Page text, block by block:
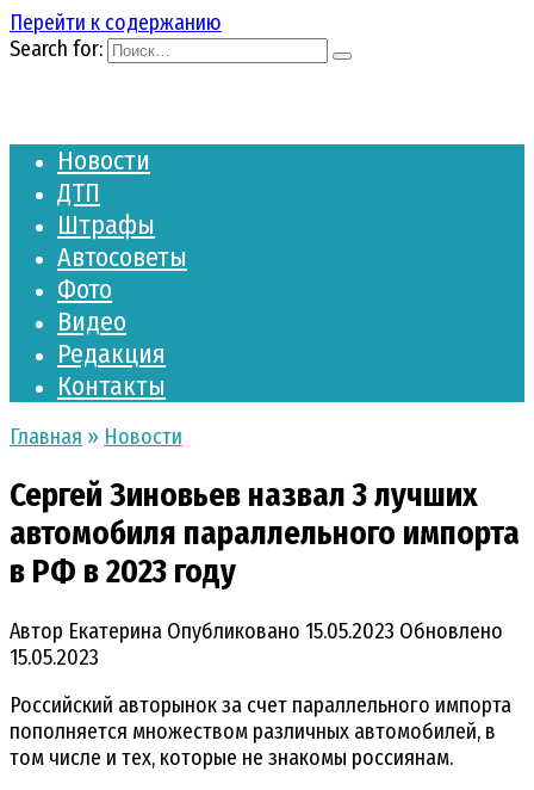
Перейти к содержанию
Search for:
Новости
ДТП
Штрафы
Автосоветы
Фото
Видео
Редакция
Контакты
Главная » Новости
Сергей Зиновьев назвал 3 лучших
автомобиля параллельного импорта
в РФ в 2023 году
Автор Екатерина Опубликовано 15.05.2023 Обновлено
15.05.2023
Российский авторынок за счет параллельного импорта
пополняется множеством различных автомобилей, в
том числе и тех, которые не знакомы россиянам.